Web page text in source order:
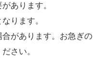
あります。
ります。
があります。お急ぎの
さい。